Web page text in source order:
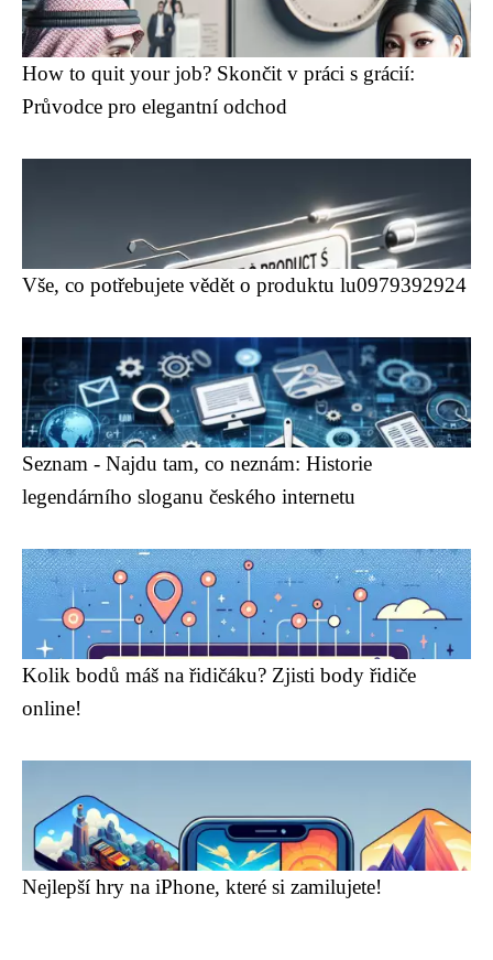
How to quit your job? Skončit v práci s grácií:
Průvodce pro elegantní odchod
Vše, co potřebujete vědět o produktu lu0979392924
Seznam - Najdu tam, co neznám: Historie
legendárního sloganu českého internetu
Kolik bodů máš na řidičáku? Zjisti body řidiče
online!
Nejlepší hry na iPhone, které si zamilujete!